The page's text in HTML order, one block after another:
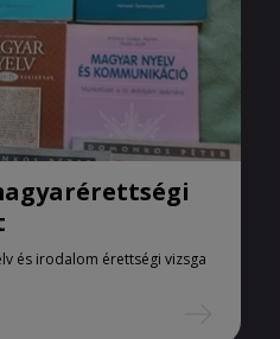
és irodalom érettségi vizsga